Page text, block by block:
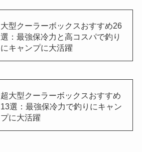
大型クーラーボックスおすすめ26
選：最強保冷力と高コスパで釣り
にキャンプに大活躍
超大型クーラーボックスおすすめ
13選：最強保冷力で釣りにキャン
プに大活躍